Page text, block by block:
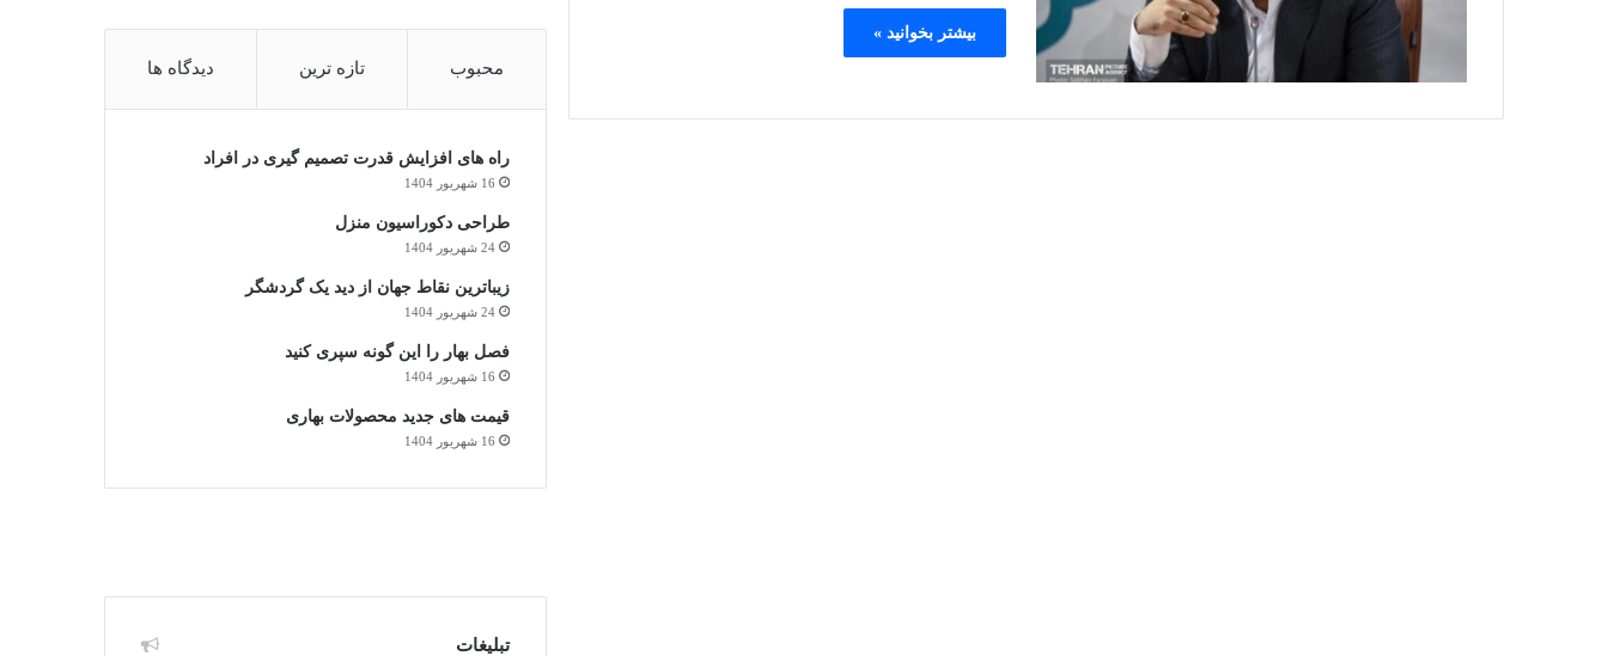
بیشتر بخوانید »
محبوب تازه ترین دیدگاه ها
راه های افزایش قدرت تصمیم گیری در افراد
16 شهریور 1404
طراحی دکوراسیون منزل
24 شهریور 1404
زیباترین نقاط جهان از دید یک گردشگر
24 شهریور 1404
فصل بهار را این گونه سپری کنید
16 شهریور 1404
قیمت های جدید محصولات بهاری
16 شهریور 1404
تبلیغات